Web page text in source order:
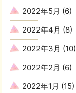
2022年5月 (6)
2022年4月 (8)
2022年3月 (10)
2022年2月 (6)
2022年1月 (15)